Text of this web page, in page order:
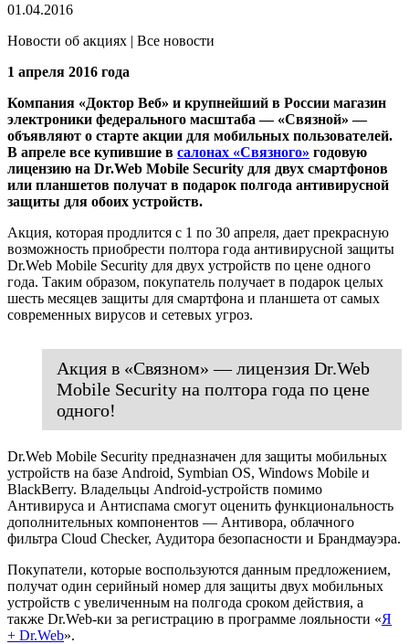
01.04.2016
Новости об акциях | Все новости
1 апреля 2016 года
Компания «Доктор Веб» и крупнейший в России магазин
электроники федерального масштаба — «Связной» —
объявляют о старте акции для мобильных пользователей.
В апреле все купившие в салонах «Связного» годовую
лицензию на Dr.Web Mobile Security для двух смартфонов
или планшетов получат в подарок полгода антивирусной
защиты для обоих устройств.
Акция, которая продлится с 1 по 30 апреля, дает прекрасную
возможность приобрести полтора года антивирусной защиты
Dr.Web Mobile Security для двух устройств по цене одного
года. Таким образом, покупатель получает в подарок целых
шесть месяцев защиты для смартфона и планшета от самых
современных вирусов и сетевых угроз.
Акция в «Связном» — лицензия Dr.Web
Mobile Security на полтора года по цене
одного!
Dr.Web Mobile Security предназначен для защиты мобильных
устройств на базе Android, Symbian OS, Windows Mobile и
BlackBerry. Владельцы Android-устройств помимо
Антивируса и Антиспама смогут оценить функциональность
дополнительных компонентов — Антивора, облачного
фильтра Cloud Checker, Аудитора безопасности и Брандмауэра.
Покупатели, которые воспользуются данным предложением,
получат один серийный номер для защиты двух мобильных
устройств с увеличенным на полгода сроком действия, а
также Dr.Web-ки за регистрацию в программе лояльности «Я
+ Dr.Web».